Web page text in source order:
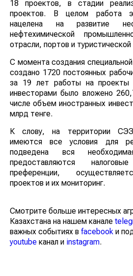
18 проектов, в стадии
проектов. В целом работа
нацелена на развитие
нефтехимической
отрасли, портов и туристической
С момента создания
создано 1720 постоянных
за 19 лет работы на проекты
инвесторами было вложено
числе объем иностранных
млрд тенге.
К слову, на территории
имеются все условия для
подведена вся
предоставляются
преференции,
проектов и их мониторинг.
Смотрите больше интересных
Казахстана на нашем канале
важных событиях в facebook и
youtube канал и instagram.